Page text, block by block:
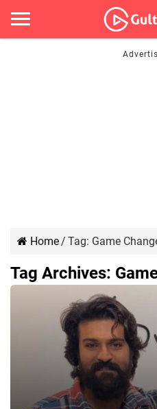
Home/ Tag: Game
Tag Archives: